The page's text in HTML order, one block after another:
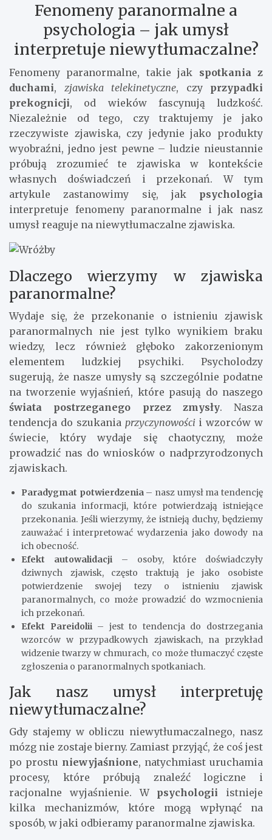
Fenomeny paranormalne a
psychologia – jak umysł
interpretuje niewytłumaczalne?
Fenomeny paranormalne, takie jak spotkania z
duchami, zjawiska telekinetyczne, czy przypadki
prekognicji, od wieków fascynują ludzkość.
Niezależnie od tego, czy traktujemy je jako
rzeczywiste zjawiska, czy jedynie jako produkty
wyobraźni, jedno jest pewne – ludzie nieustannie
próbują zrozumieć te zjawiska w kontekście
własnych doświadczeń i przekonań. W tym
artykule zastanowimy się, jak psychologia
interpretuje fenomeny paranormalne i jak nasz
umysł reaguje na niewytłumaczalne zjawiska.
Dlaczego wierzymy w zjawiska
paranormalne?
Wydaje się, że przekonanie o istnieniu zjawisk
paranormalnych nie jest tylko wynikiem braku
wiedzy, lecz również głęboko zakorzenionym
elementem ludzkiej psychiki. Psycholodzy
sugerują, że nasze umysły są szczególnie podatne
na tworzenie wyjaśnień, które pasują do naszego
świata postrzeganego przez zmysły. Nasza
tendencja do szukania przyczynowości i wzorców w
świecie, który wydaje się chaotyczny, może
prowadzić nas do wniosków o nadprzyrodzonych
zjawiskach.
Paradygmat potwierdzenia– nasz umysł ma tendencję
do szukania informacji, które potwierdzają istniejące
przekonania. Jeśli wierzymy, że istnieją duchy, będziemy
zauważać i interpretować wydarzenia jako dowody na
ich obecność.
Efekt autowalidacji – osoby, które doświadczyły
dziwnych zjawisk, często traktują je jako osobiste
potwierdzenie swojej tezy o istnieniu zjawisk
paranormalnych, co może prowadzić do wzmocnienia
ich przekonań.
Efekt Pareidolii– jest to tendencja do dostrzegania
wzorców w przypadkowych zjawiskach, na przykład
widzenie twarzy w chmurach, co może tłumaczyć częste
zgłoszenia o paranormalnych spotkaniach.
Jak nasz umysł interpretuję
niewytłumaczalne?
Gdy stajemy w obliczu niewytłumaczalnego, nasz
mózg nie zostaje bierny. Zamiast przyjąć, że coś jest
po prostu niewyjaśnione, natychmiast uruchamia
procesy, które próbują znaleźć logiczne i
racjonalne wyjaśnienie. W psychologii istnieje
kilka mechanizmów, które mogą wpłynąć na
sposób, w jaki odbieramy paranormalne zjawiska.